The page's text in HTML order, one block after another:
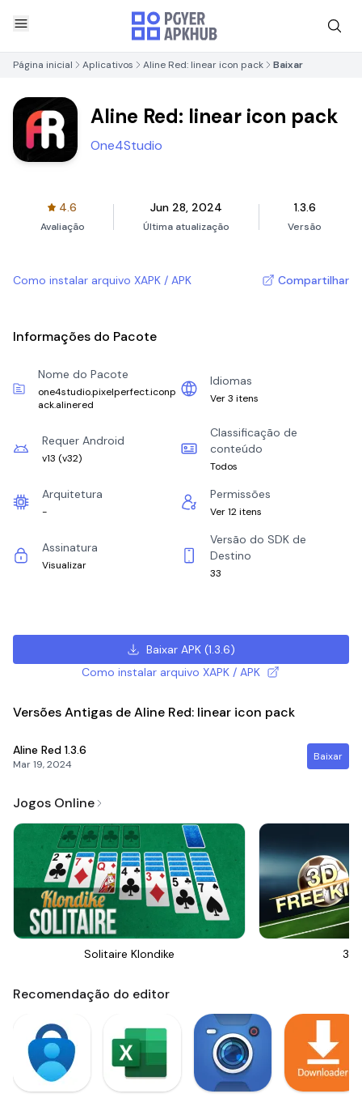
Página inicial Aplicativos Aline Red: linear icon pack Baixar
Aline Red: linear icon pack
One4Studio
4.6
Avaliação
Jun 28, 2024
Última atualização
1.3.6
Versão
Como instalar arquivo XAPK / APK Compartilhar
Informações do Pacote
Nome do Pacote
one4studio.pixelperfect.iconp
ack.alinered
Idiomas
Ver 3 itens
Requer Android
v13 (v32)
Classificação de
conteúdo
Todos
Arquitetura
-
Permissões
Ver 12 itens
Assinatura
Visualizar
Versão do SDK de
Destino
33
Baixar APK(1.3.6)
Como instalar arquivo XAPK / APK
Versões Antigas de Aline Red: linear icon pack
Aline Red 1.3.6
Mar 19, 2024
Baixar
Jogos Online
Solitaire Klondike 3D
Recomendação do editor